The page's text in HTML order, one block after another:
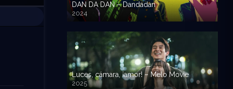
DAN DA DAN – Dandadan
2024
Luces, cámara, ¡amor! – Melo Movie
2025